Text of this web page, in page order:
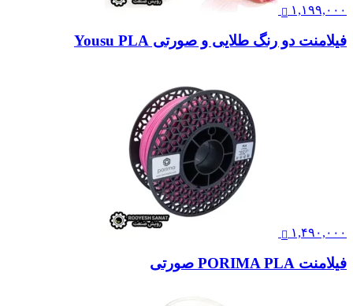
۱,۱۹۹,۰۰۰
فیلامنت دو رنگ طلایی و صورتی Yousu PLA
۱,۴۹۰,۰۰۰
فیلامنت PORIMA PLA صورتی